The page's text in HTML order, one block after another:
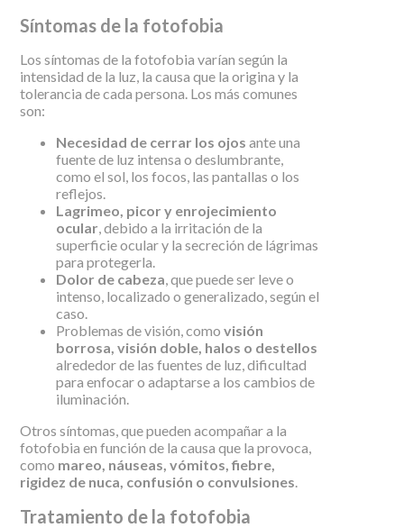
Síntomas de la fotofobia
Los síntomas de la fotofobia varían según la
intensidad de la luz, la causa que la origina y la
tolerancia de cada persona. Los más comunes
son:
Necesidad de cerrar los ojos ante una
fuente de luz intensa o deslumbrante,
como el sol, los focos, las pantallas o los
reflejos.
Lagrimeo, picor y enrojecimiento
ocular, debido a la irritación de la
superficie ocular y la secreción de lágrimas
para protegerla.
Dolor de cabeza, que puede ser leve o
intenso, localizado o generalizado, según el
caso.
Problemas de visión, como visión
borrosa, visión doble, halos o destellos
alrededor de las fuentes de luz, dificultad
para enfocar o adaptarse a los cambios de
iluminación.
Otros síntomas, que pueden acompañar a la
fotofobia en función de la causa que la provoca,
como mareo, náuseas, vómitos, fiebre,
rigidez de nuca, confusión o convulsiones.
Tratamiento de la fotofobia